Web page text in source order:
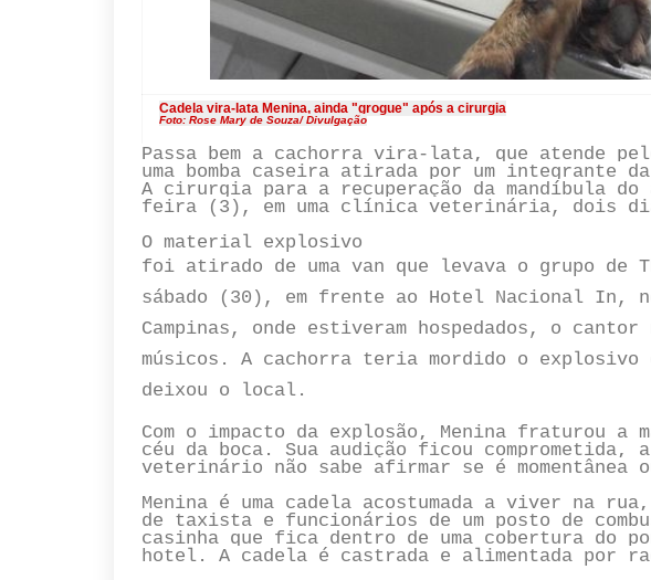
Cadela vira-lata Menina, ainda "grogue" após a cirurgia
Foto: Rose Mary de Souza/ Divulgação
Passa bem a cachorra vira-lata, que atende
uma bomba caseira atirada por um integrante
A cirurgia para a recuperação da mandíbula
feira (3), em uma clínica veterinária, dois
O material explosivo
foi atirado de uma van que levava o grupo de
sábado (30), em frente ao Hotel Nacional In,
Campinas, onde estiveram hospedados, o cantor
músicos. A cachorra teria mordido o
deixou o local.
Com o impacto da explosão, Menina fraturou a
céu da boca. Sua audição ficou comprometida,
veterinário não sabe afirmar se é momentânea
Menina é uma cadela acostumada a viver na
de taxista e funcionários de um posto de
casinha que fica dentro de uma cobertura do
hotel. A cadela é castrada e alimentada por